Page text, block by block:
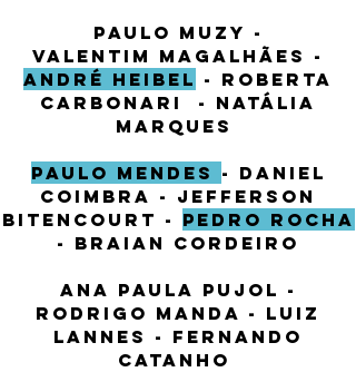
PAulo Muzy -
VALENTIM MAGALHÃES -
andré heibel - ROBERTA
CARBONARI - natália
marques
PAULO MENDES - DANIEL
COIMBRA - JEFFERSON
BITENCOURT - PEDRO ROCHA
- BRAIAN CORDEIRO
ANA PAULA PUJOL -
RODRIGO MANDA - LUIZ
LANNES - FERNANDO
CATANHO